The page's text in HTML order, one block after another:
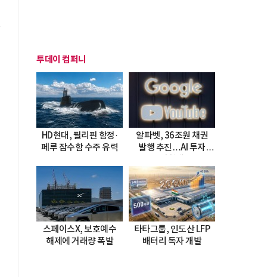
투데이 컴퍼니
HD현대, 필리핀 함정·
페루 잠수함 수주 유력
알파벳, 36조원 채권
발행 추진…AI 투자
스페이스X, 보호예수
해제에 거래량 폭발
타타그룹, 인도산 LFP
배터리 독자 개발